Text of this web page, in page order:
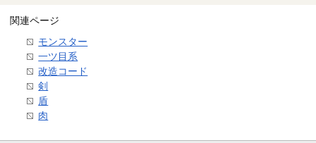
関連ページ
モンスター
一ツ目系
改造コード
剣
盾
肉